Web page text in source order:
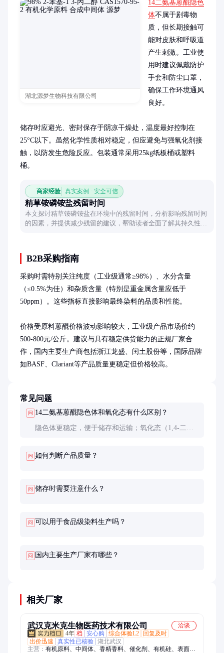
湖北源梦生物科技有限公司
14二氨基蒽醌隐色
体不属于剧毒物
质，但长期接触可
能对皮肤和呼吸道
产生刺激。工业使
用时建议佩戴防护
手套和防尘口罩，
确保工作环境通风
良好。
储存时应避光、密封保存于阴凉干燥处，温度最好控制在
25°C以下。虽然化学性质相对稳定，但应避免与强氧化剂接
触，以防发生危险反应。包装通常采用25kg纸板桶或塑料
桶。
商家经验 真实案例 · 安全可信
精草铵磷铵盐残留时间
本文探讨精草铵磷铵盐在环境中的残留时间，分析影响残留时间
的因素，并提供减少残留的建议，帮助读者全面了解其持久性与
B2B采购指南
采购时需特别关注纯度（工业级通常≥98%）、水分含量
（≤0.5%为佳）和杂质含量（特别是重金属含量应低于
50ppm）。这些指标直接影响最终染料的品质和性能。
价格受原料蒽醌价格波动影响较大，工业级产品市场价约
500-800元/公斤。建议与具有稳定供货能力的正规厂家合
作，国内主要生产商包括浙江龙盛、闰土股份等，国际品牌
如BASF、Clariant等产品质量更稳定但价格较高。
常见问题
问 14二氨基蒽醌隐色体和氧化态有什么区别？
隐色体更稳定，便于储存和运输；氧化态（1,4-二氨
问 如何判断产品质量？
问 储存时需要注意什么？
问 可以用于食品级染料生产吗？
问 国内主要生产厂家有哪些？
相关厂家
武汉克米克生物医药技术有限公司
洽谈
4年 档 安心购 综合体验L2
回复及时
出价迅速
真实性已核验 湖北武汉
主营： 有机原料、中间体、香精香料、催化剂、有机硅、表面活